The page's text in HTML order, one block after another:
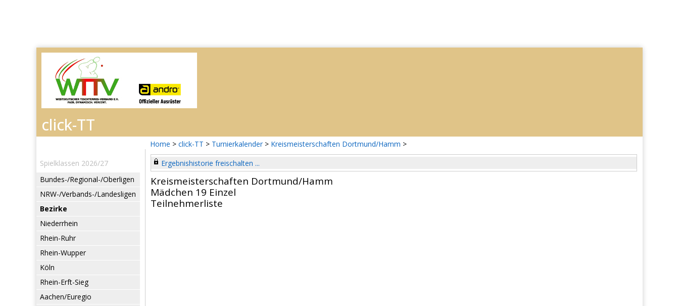
Home > click-TT > Turnierkalender > Kreismeisterschaften Dortmund/Hamm >
Spielklassen 2026/27
Bundes-/Regional-/Oberligen
NRW-/Verbands-/Landesligen
Bezirke
Niederrhein
Rhein-Ruhr
Rhein-Wupper
Köln
Rhein-Erft-Sieg
Aachen/Euregio
Ergebnishistorie freischalten ...
Kreismeisterschaften Dortmund/Hamm
Mädchen 19 Einzel
Teilnehmerliste